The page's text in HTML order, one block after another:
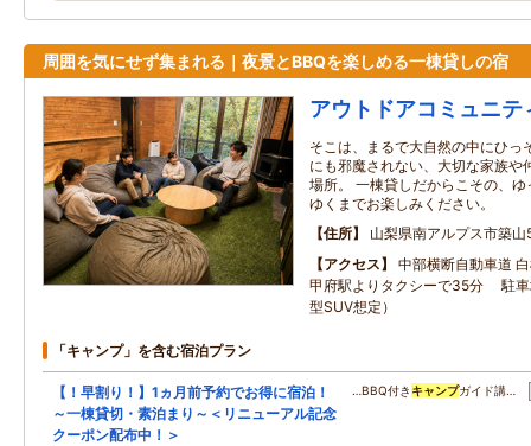
周囲を気にせず集まれる｜夜景とBBQを楽しめる一棟貸しの宿
アウトドアコミュニ
そこは、まるで大自然の中にひっ
にも邪魔されない、大切な家族や
場所。 一棟貸しだからこその、
ゆくまでお楽しみください。
住所
山梨県南アルプス市築
アクセス
中部横断自動車道
甲府駅よりタクシーで35分 駐車
型SUV想定）
「キャンプ」を含む宿泊プラン
【！早割り！】1ヵ月前予約でお得に宿泊！
～一棟貸切・素泊まり～＜リニューアル記念
クーポン配布中！＞
…BBQ付き キャンプガイド講…